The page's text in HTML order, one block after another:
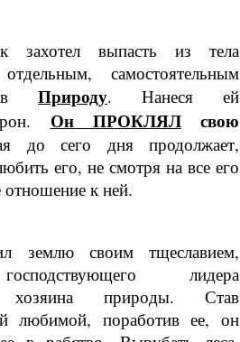
захотел выпасть из тела
самос­тоятельным
Природу. Нанеся ей
Он ПРОКЛЯЛсвою
до сего дня продолжает,
его, не смотря на все его
отношение к ней.
землю своим тщес­лавием,
лидера
хозяина приро­ды. Став
любимой, поработив ее, он